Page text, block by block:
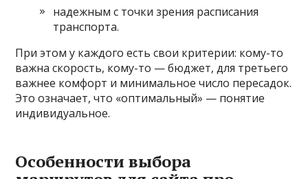
надежным с точки зрения расписания
транспорта.
При этом у каждого есть свои критерии: кому-то
важна скорость, кому-то — бюджет, для третьего
важнее комфорт и минимальное число пересадок.
Это означает, что «оптимальный» — понятие
индивидуальное.
Особенности выбора